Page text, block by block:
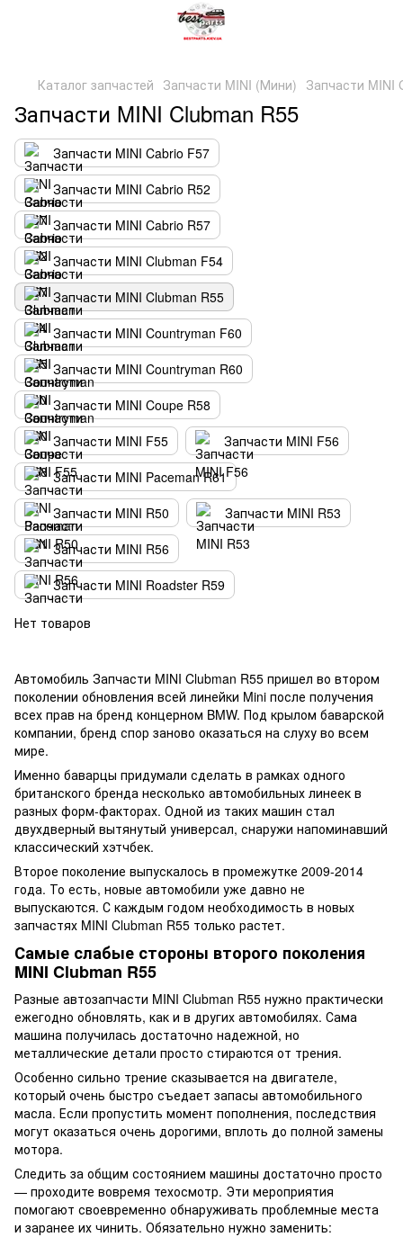
Каталог запчастей Запчасти MINI (Мини) Запчасти MINI
Запчасти MINI Clubman R55
Запчасти MINI Cabrio F57
Запчасти MINI Cabrio R52
Запчасти MINI Cabrio R57
Запчасти MINI Clubman F54
Запчасти MINI Clubman R55
Запчасти MINI Countryman F60
Запчасти MINI Countryman R60
Запчасти MINI Coupe R58
Запчасти MINI F55
Запчасти MINI F56
Запчасти MINI Paceman R61
Запчасти MINI R50
Запчасти MINI R53
Запчасти MINI R56
Запчасти MINI Roadster R59
Нет товаров
Автомобиль Запчасти MINI Clubman R55 пришел во втором
поколении обновления всей линейки Mini после получения
всех прав на бренд концерном BMW. Под крылом баварской
компании, бренд спор заново оказаться на слуху во всем
мире.
Именно баварцы придумали сделать в рамках одного
британского бренда несколько автомобильных линеек в
разных форм-факторах. Одной из таких машин стал
двухдверный вытянутый универсал, снаружи напоминавший
классический хэтчбек.
Второе поколение выпускалось в промежутке 2009-2014
года. То есть, новые автомобили уже давно не
выпускаются. С каждым годом необходимость в новых
запчастях MINI Clubman R55 только растет.
Самые слабые стороны второго поколения
MINI Clubman R55
Разные автозапчасти MINI Clubman R55 нужно практически
ежегодно обновлять, как и в других автомобилях. Сама
машина получилась достаточно надежной, но
металлические детали просто стираются от трения.
Особенно сильно трение сказывается на двигателе,
который очень быстро съедает запасы автомобильного
масла. Если пропустить момент пополнения, последствия
могут оказаться очень дорогими, вплоть до полной замены
мотора.
Следить за общим состоянием машины достаточно просто
— проходите вовремя техосмотр. Эти мероприятия
помогают своевременно обнаруживать проблемные места
и заранее их чинить. Обязательно нужно заменить: